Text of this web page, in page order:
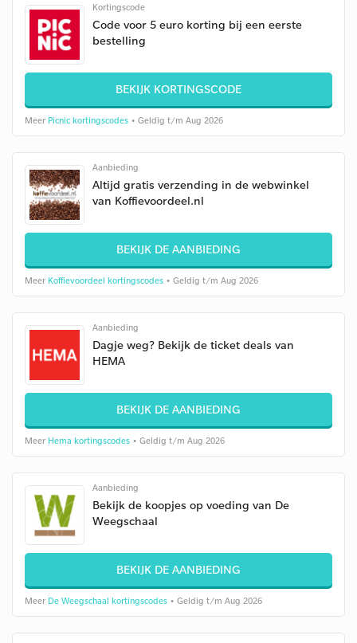
Kortingscode
Code voor 5 euro korting bij een eerste
bestelling
BEKIJK KORTINGSCODE
Meer Picnic kortingscodes • Geldig t/m Aug 2026
Aanbieding
Altijd gratis verzending in de webwinkel
van Koffievoordeel.nl
BEKIJK DE AANBIEDING
Meer Koffievoordeel kortingscodes • Geldig t/m Aug 2026
Aanbieding
Dagje weg? Bekijk de ticket deals van
HEMA
BEKIJK DE AANBIEDING
Meer Hema kortingscodes • Geldig t/m Aug 2026
Aanbieding
Bekijk de koopjes op voeding van De
Weegschaal
BEKIJK DE AANBIEDING
Meer De Weegschaal kortingscodes • Geldig t/m Aug 2026